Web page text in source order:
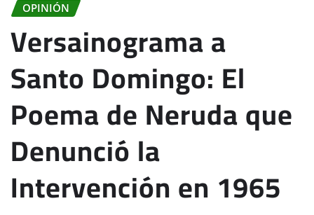
OPINIÓN
Versainograma a
Santo Domingo: El
Poema de Neruda que
Denunció la
Intervención en 1965